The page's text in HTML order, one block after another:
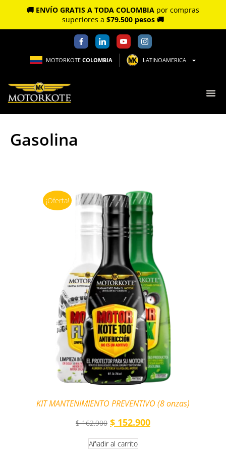
🚚 ENVÍO GRATIS A TODA COLOMBIA por compras
superiores a $79.500 pesos 🚚
MOTORKOTE COLOMBIA LATINOAMERICA
Gasolina
¡Oferta!
KIT MANTENIMIENTO PREVENTIVO (8 onzas)
$162.900 $ 152.900
Añadir al carrito